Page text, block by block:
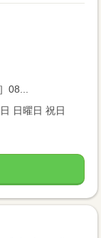
08...
日曜日 祝日